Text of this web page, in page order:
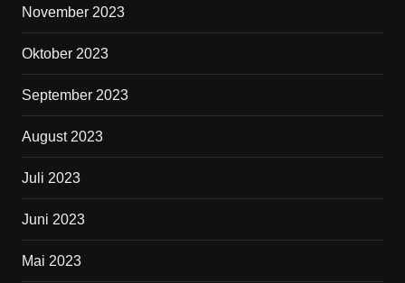
November 2023
Oktober 2023
September 2023
August 2023
Juli 2023
Juni 2023
Mai 2023